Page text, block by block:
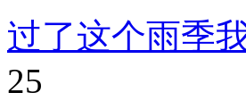
过了这个雨季
25